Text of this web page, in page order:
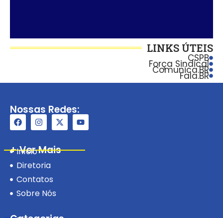
LINKS ÚTEIS
CSPB
Força Sindical
Comunica.BR
Fala.BR
Nossas Redes:
+ Ver Mais
Início
Diretoria
Contatos
Sobre Nós